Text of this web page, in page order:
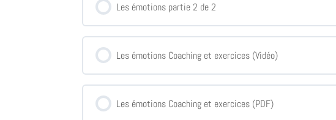
Les émotions partie 2 de 2
Les émotions Coaching et exercices (Vidéo)
Les émotions Coaching et exercices (PDF)